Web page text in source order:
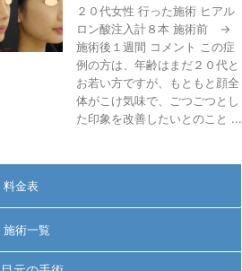
２０代女性 行った施術 ヒアル
ロン酸注入計８本 施術前 →
施術後１週間 コメント この症
例の方は、年齢はまだ２０代と
お若い方ですが、もともと顔全
体がこけ気味で、ごつごつとし
た印象を改善したいとのこと ...
料金表
施術一覧